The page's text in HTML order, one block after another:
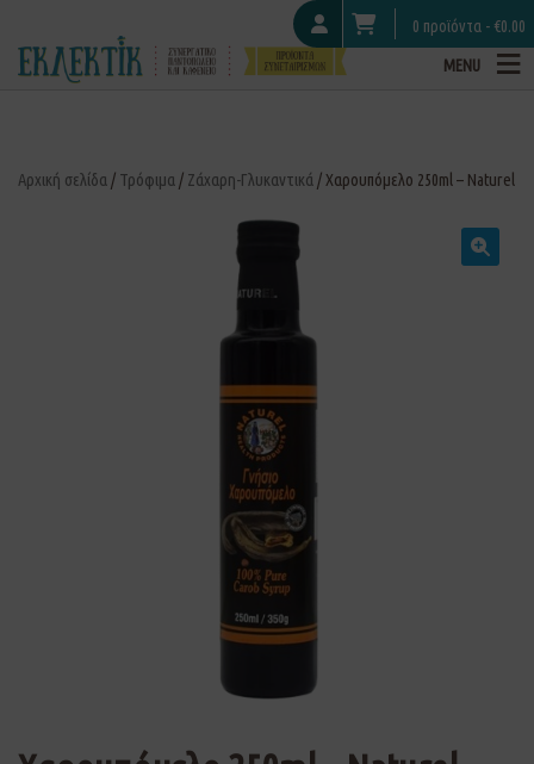
0 προϊόντα - €0.00
MENU
Αρχική σελίδα / Τρόφιμα / Ζάχαρη-Γλυκαντικά / Χαρουπόμελο 250ml – Naturel